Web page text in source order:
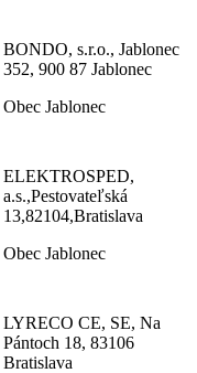
BONDO, s.r.o., Jablonec
352, 900 87 Jablonec
Obec Jablonec
ELEKTROSPED,
a.s.,Pestovateľská
13,82104,Bratislava
Obec Jablonec
LYRECO CE, SE, Na
Pántoch 18, 83106
Bratislava